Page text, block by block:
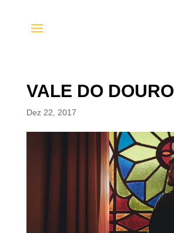
VALE DO DOURO
Dez 22, 2017